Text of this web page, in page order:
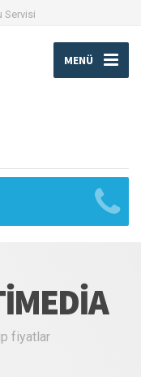
Servisi
MENÜ
fiyatlar